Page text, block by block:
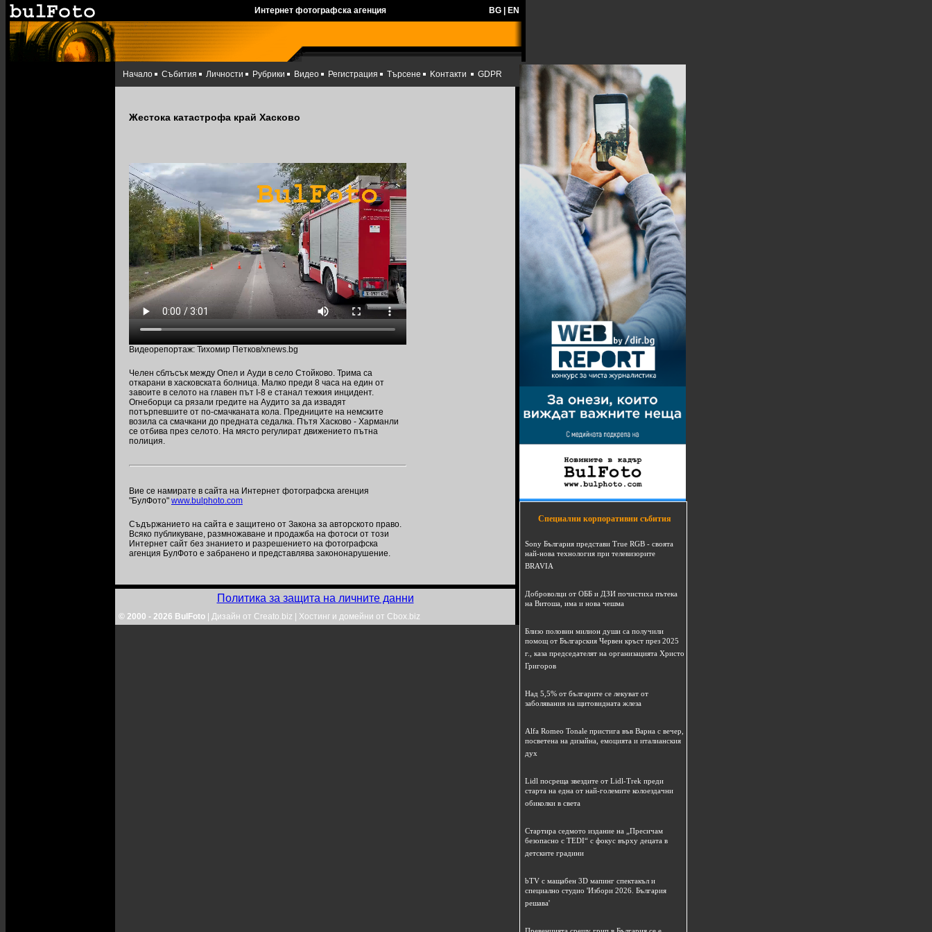
Интернет фотографска агенция BG EN
Начало Събития Личности Рубрики Видео Регистрация Търсене Kонтакти GDPR
Жестока катастрофа край Хасково
Видеорепортаж: Тихомир Петков/xnews.bg
Челен сблъсък между Опел и Ауди в село Стойково. Трима са
откарани в хасковската болница. Малко преди 8 часа на един от
завоите в селото на главен път I-8 е станал тежкия инцидент.
Огнеборци са рязали гредите на Аудито за да извадят
потърпевшите от по-смачканата кола. Предниците на немските
возила са смачкани до предната седалка. Пътя Хасково - Харманли
се отбива през селото. На място регулират движението пътна
полиция.
Вие се намирате в сайта на Интернет фотографска агенция
"БулФото" www.bulphoto.com
Съдържанието на сайта е защитено от Закона за авторското право.
Всяко публикуване, размножаване и продажба на фотоси от този
Интернет сайт без знанието и разрешението на фотографска
агенция БулФото е забранено и представлява закононарушение.
Политика за защита на личните данни
© 2000 - 2026 BulFoto Дизайн от Creato.biz Хостинг и домейни от Cbox.biz
Специални корпоративни събития
Sony България представи True RGB - своята
най-нова технология при телевизорите
BRAVIA
Доброволци от ОББ и ДЗИ почистиха пътека
на Витоша, има и нова чешма
Близо половин милион души са получили
помощ от Българския Червен кръст през 2025
г., каза председателят на организацията Христо
Григоров
Над 5,5% от българите се лекуват от
заболявания на щитовидната жлеза
Alfa Romeo Tonale пристига във Варна с вечер,
посветена на дизайна, емоцията и италианския
дух
Lidl посреща звездите от Lidl-Trek преди
старта на една от най-големите колоездачни
обиколки в света
Стартира седмото издание на „Пресичам
безопасно с TEDI“ с фокус върху децата в
детските градини
bTV с мащабен 3D мапинг спектакъл и
специално студио 'Избори 2026. България
решава'